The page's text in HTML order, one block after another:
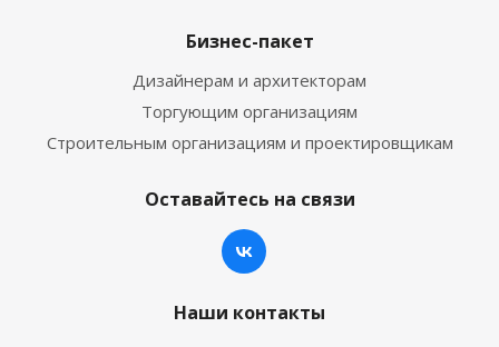
Бизнес-пакет
Дизайнерам и архитекторам
Торгующим организациям
Строительным организациям и проектировщикам
Оставайтесь на связи
Наши контакты